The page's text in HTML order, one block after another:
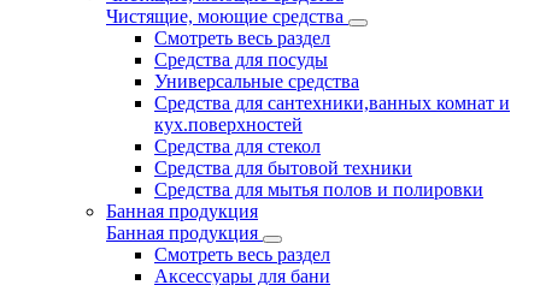
Чистящие, моющие средства
Смотреть весь раздел
Средства для посуды
Универсальные средства
Средства для сантехники,ванных комнат и
кух.поверхностей
Средства для стекол
Средства для бытовой техники
Средства для мытья полов и полировки
Банная продукция
Банная продукция
Смотреть весь раздел
Аксессуары для бани